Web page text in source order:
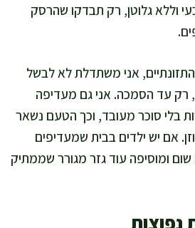
וללא גלוטן, רק תבדקו שהרסק
אני משתדלת לא לבשל
רק עד הסמכה. אני גם מעדיפה
בלי סוכר מעובד, וכך הטעם נשאר
אם יש ילדים בבית שמעדיפים
ומוסיפה עוד גזר מגורר שממתיק
נפוצות